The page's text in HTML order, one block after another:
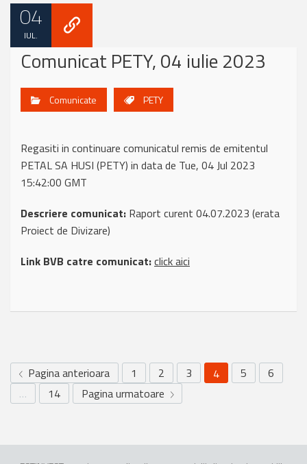
04
IUL.
Comunicat PETY, 04 iulie 2023
Comunicate PETY
Regasiti in continuare comunicatul remis de emitentul
PETAL SA HUSI (PETY) in data de Tue, 04 Jul 2023
15:42:00 GMT
Descriere comunicat: Raport curent 04.07.2023 (erata
Proiect de Divizare)
Link BVB catre comunicat:click aici
Pagina anterioara 1 2 3 4 5
6
…
14 Pagina urmatoare